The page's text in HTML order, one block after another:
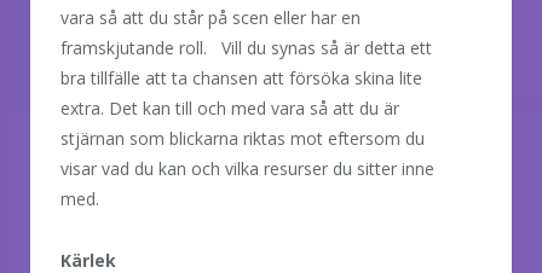
vara så att du står på scen eller har en
framskjutande roll. Vill du synas så är detta ett
bra tillfälle att ta chansen att försöka skina lite
extra. Det kan till och med vara så att du är
stjärnan som blickarna riktas mot eftersom du
visar vad du kan och vilka resurser du sitter inne
med.
Kärlek